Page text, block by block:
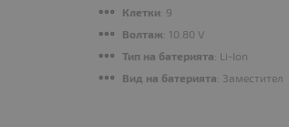
Клетки: 9
Волтаж: 10.80 V
Тип на батерията: Li-Ion
Вид на батерията: Заместител